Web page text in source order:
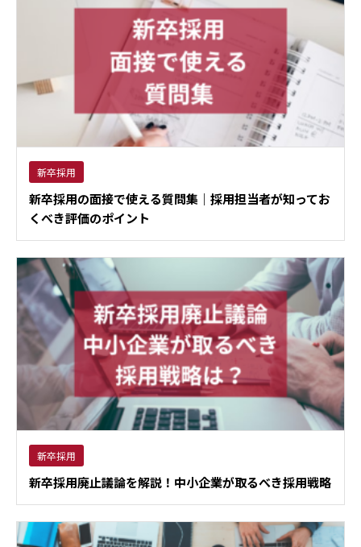
新卒採用
新卒採用の面接で使える質問集｜採用担当者が知ってお
くべき評価のポイント
新卒採用
新卒採用廃止議論を解説！中小企業が取るべき採用戦略